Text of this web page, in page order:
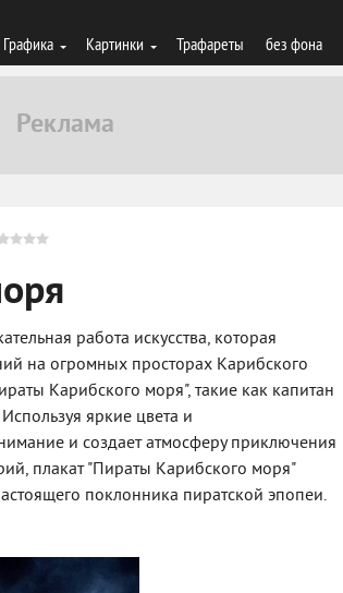
Графика Картинки Трафареты без фона
работа искусства, которая
на огромных просторах Карибского
Карибского моря", такие как капитан
яркие цвета и
и создает атмосферу приключения
плакат "Пираты Карибского моря"
поклонника пиратской эпопеи.